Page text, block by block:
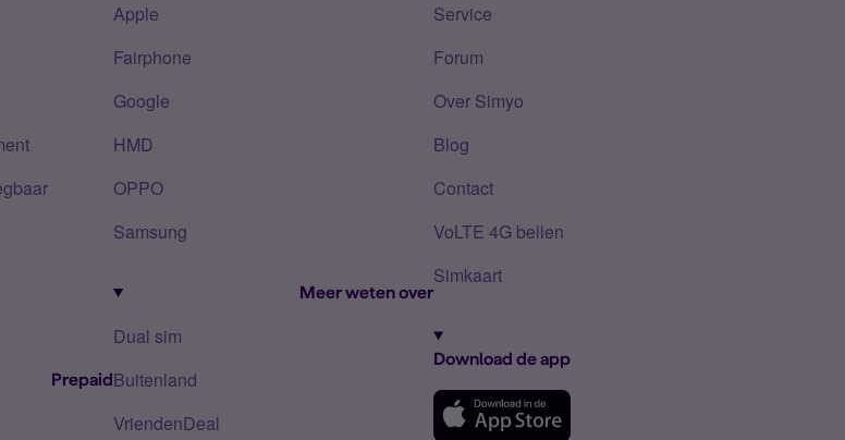
Prepaid
Apple
Fairphone
Google
HMD
OPPO
Samsung
Meer weten over
Dual sim
Buitenland
VriendenDeal
Service
Forum
Over Simyo
Blog
Contact
VoLTE 4G bellen
Simkaart
Download de app